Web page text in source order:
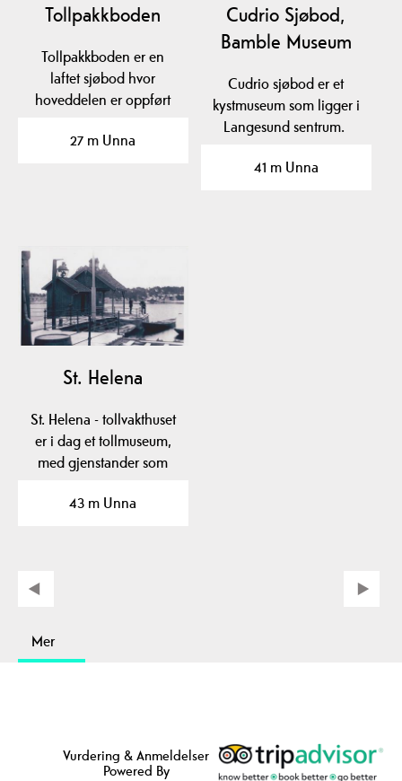
Tollpakkboden
Tollpakkboden er en
laftet sjøbod hvor
hoveddelen er oppført
27 m Unna
Cudrio Sjøbod,
Bamble Museum
Cudrio sjøbod er et
kystmuseum som ligger i
Langesund sentrum.
41 m Unna
St. Helena
St. Helena - tollvakthuset
er i dag et tollmuseum,
med gjenstander som
43 m Unna
Mer
Vurdering & Anmeldelser
Powered By